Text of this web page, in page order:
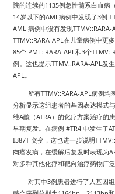
院的连续的1135例急性髓系白血病（
14岁以下的AML 病例中发现了3例
AML 病例中没有发现TTMV::RARA-
TTMV::RARA-APL 在儿童病例中更
85个 PML::RARA-APL 和3个
例。这也提示TTMV::RARA-APL 发
APL
所有TTMV::RARA-APL 病例均
分析显示这组患者的基因表达模式与
维A酸（ATRA）的化疗方案治疗的
早期复发。在病例 #TR4 中发生了
I387T 突变，这也进一步说明
肉瘤发病，在缓解后复发时表现为
对多种其他化疗和靶向治疗药物广泛
对其中3例患者进行了人基因